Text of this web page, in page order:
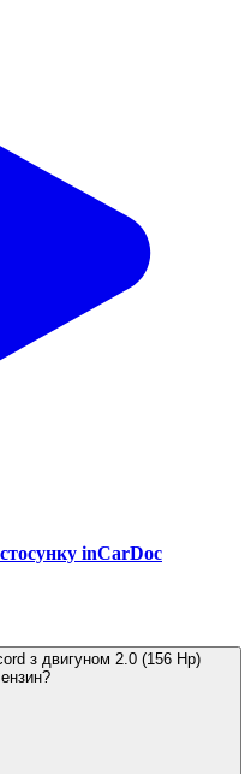
inCarDoc
з двигуном 2.0 (156 Hp)